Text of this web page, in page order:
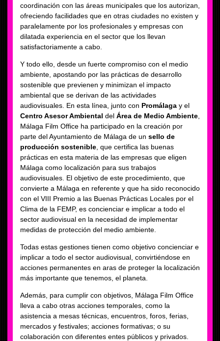
coordinación con las áreas municipales que los autorizan,
ofreciendo facilidades que en otras ciudades no existen y
paralelamente por los profesionales y empresas con
dilatada experiencia en el sector que los llevan
satisfactoriamente a cabo.
Y todo ello, desde un fuerte compromiso con el medio
ambiente, apostando por las prácticas de desarrollo
sostenible que previenen y minimizan el impacto
ambiental que se derivan de las actividades
audiovisuales. En esta línea, junto con Promálaga y el
Centro Asesor Ambiental del Área de Medio Ambiente
Málaga Film Office ha participado en la creación por
parte del Ayuntamiento de Málaga de un sello de
producción sostenible , que certifica las buenas
prácticas en esta materia de las empresas que eligen
Málaga como localización para sus trabajos
audiovisuales. El objetivo de este procedimiento, que
convierte a Málaga en referente y que ha sido reconocido
con el VIII Premio a las Buenas Prácticas Locales por el
Clima de la FEMP, es concienciar e implicar a todo el
sector audiovisual en la necesidad de implementar
medidas de protección del medio ambiente.
Todas estas gestiones tienen como objetivo concienciar e
implicar a todo el sector audiovisual, convirtiéndose en
acciones permanentes en aras de proteger la localización
más importante que tenemos, el planeta.
Además, para cumplir con objetivos, Málaga Film Office
lleva a cabo otras acciones temporales, como la
asistencia a mesas técnicas, encuentros, foros, ferias,
mercados y festivales; acciones formativas; o su
colaboración con diferentes entes públicos y privados.